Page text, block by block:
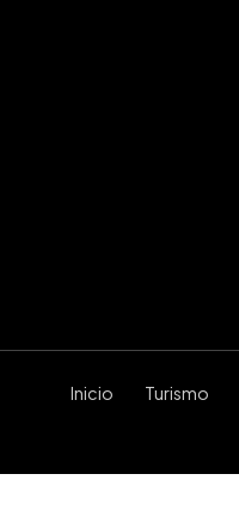
Inicio Turismo